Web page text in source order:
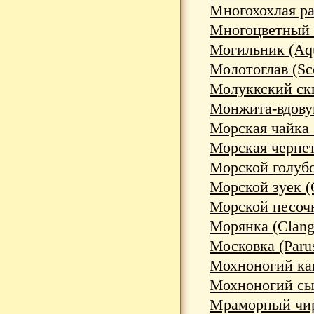
Многохохлая
Многоцветный
Могильник
Молотоглав
Молуккский
Монжита-
Морская чайка
Морская
Морской
Морской зуек
Морской
Морянка
Московка
Мохноногий
Мохноногий
Мраморный